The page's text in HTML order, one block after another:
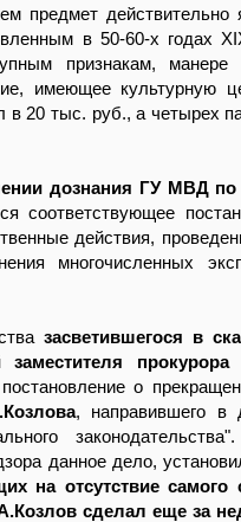
предмет действительно
в 50-60-х годах
признакам, манере
имеющее культурную
в 20 тыс. руб., а четырех
дознания ГУ МВД
соответствующее
действия,
многочисленных
засветившегося в
о
, направившего в
данное дело,
на отсутствие самого
сделал еще за